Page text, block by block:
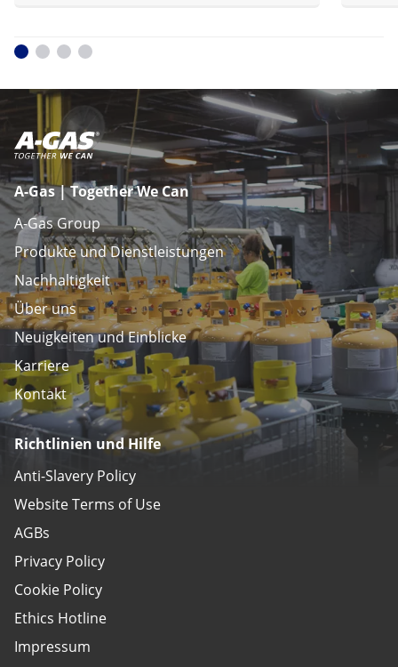
A-Gas | Together We Can
A-Gas Group
Produkte und Dienstleistungen
Nachhaltigkeit
Über uns
Neuigkeiten und Einblicke
Karriere
Kontakt
Richtlinien und Hilfe
Anti-Slavery Policy
Website Terms of Use
AGBs
Privacy Policy
Cookie Policy
Ethics Hotline
Impressum